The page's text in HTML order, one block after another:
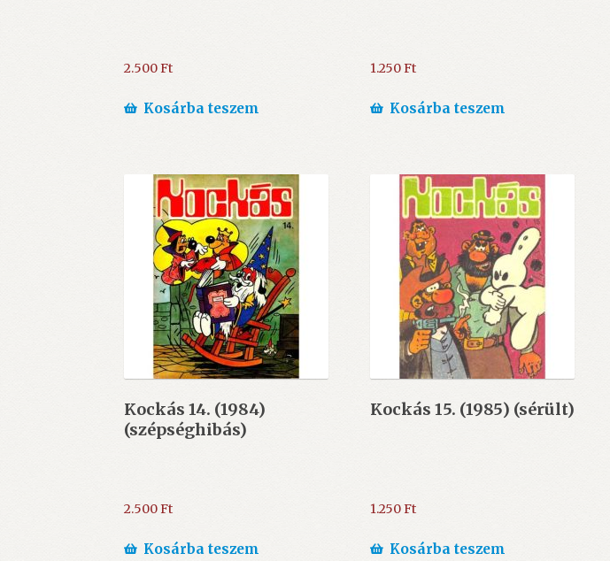
2.500Ft
Kosárba teszem
1.250Ft
Kosárba teszem
Kockás 14. (1984)
(szépséghibás)
2.500Ft
Kosárba teszem
Kockás 15. (1985) (sérült)
1.250Ft
Kosárba teszem